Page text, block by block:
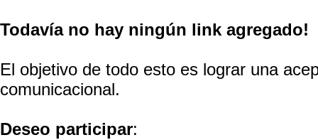
Todavía no hay ningún link agregado!
El objetivo de todo esto es lograr una
comunicacional.
Deseo participar: